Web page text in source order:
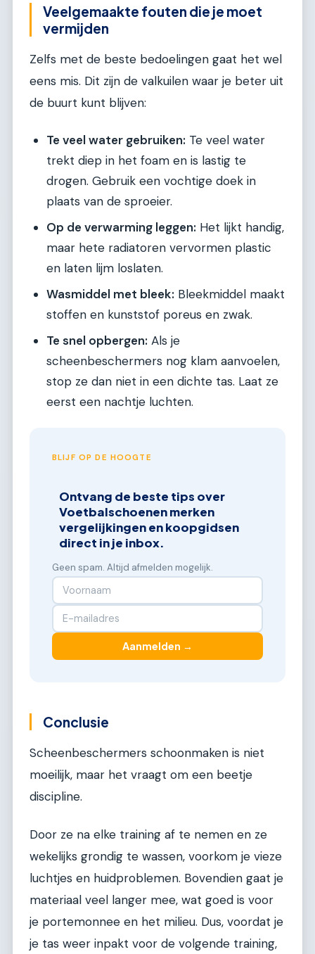
Veelgemaakte fouten die je moet
vermijden
Zelfs met de beste bedoelingen gaat het wel
eens mis. Dit zijn de valkuilen waar je beter uit
de buurt kunt blijven:
Te veel water gebruiken: Te veel water
trekt diep in het foam en is lastig te
drogen. Gebruik een vochtige doek in
plaats van de sproeier.
Op de verwarming leggen: Het lijkt handig,
maar hete radiatoren vervormen plastic
en laten lijm loslaten.
Wasmiddel met bleek: Bleekmiddel maakt
stoffen en kunststof poreus en zwak.
Te snel opbergen: Als je
scheenbeschermers nog klam aanvoelen,
stop ze dan niet in een dichte tas. Laat ze
eerst een nachtje luchten.
BLIJF OP DE HOOGTE
Ontvang de beste tips over
Voetbalschoenen merken
vergelijkingen en koopgidsen
direct in je inbox.
Geen spam. Altijd afmelden mogelijk.
Aanmelden →
Conclusie
Scheenbeschermers schoonmaken is niet
moeilijk, maar het vraagt om een beetje
discipline.
Door ze na elke training af te nemen en ze
wekelijks grondig te wassen, voorkom je vieze
luchtjes en huidproblemen. Bovendien gaat je
materiaal veel langer mee, wat goed is voor
je portemonnee en het milieu. Dus, voordat je
je tas weer inpakt voor de volgende training,